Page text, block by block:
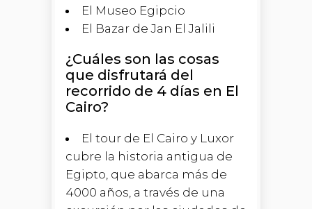
El Museo Egipcio
El Bazar de Jan El Jalili
¿Cuáles son las cosas
que disfrutará del
recorrido de 4 días en El
Cairo?
El tour de El Cairo y Luxor
cubre la historia antigua de
Egipto, que abarca más de
4000 años, a través de una